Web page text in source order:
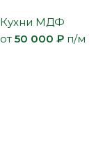
Кухни МДФ
от 50 000 ₽ п/м